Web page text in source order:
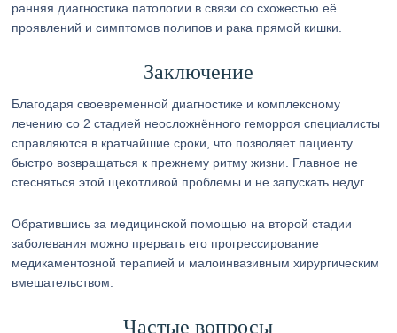
ранняя диагностика патологии в связи со схожестью её
проявлений и симптомов полипов и рака прямой кишки.
Заключение
Благодаря своевременной диагностике и комплексному
лечению со 2 стадией неосложнённого геморроя специалисты
справляются в кратчайшие сроки, что позволяет пациенту
быстро возвращаться к прежнему ритму жизни. Главное не
стесняться этой щекотливой проблемы и не запускать недуг.
Обратившись за медицинской помощью на второй стадии
заболевания можно прервать его прогрессирование
медикаментозной терапией и малоинвазивным хирургическим
вмешательством.
Частые вопросы